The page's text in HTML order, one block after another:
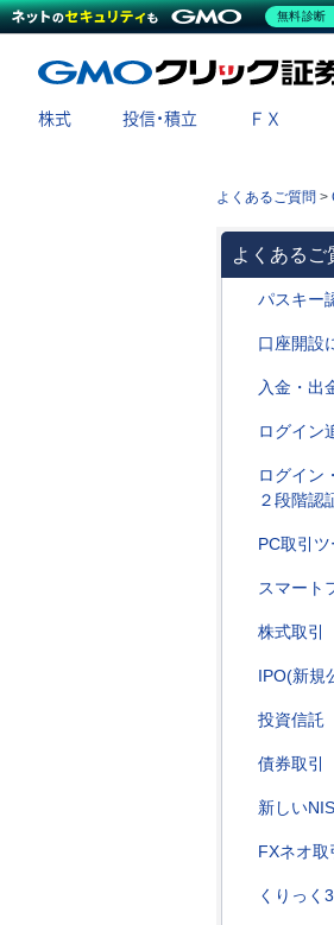
株式 投信・積立 ＦＸ
よくあるご質問 >
よくあるご
パスキー
口座開設
入金・出
ログイン
ログイン
２段階認
PC取引
スマート
株式取引
IPO(新規
投資信託
債券取引
新しい
FXネオ取
くりっく
無料診断